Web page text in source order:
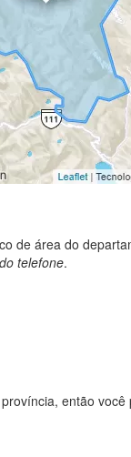
de área do
telefone.
então